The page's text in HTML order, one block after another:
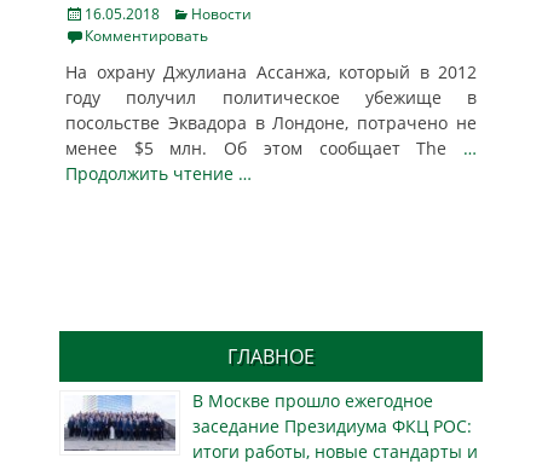
Posted
on
16.05.2018 Categories
Новости
Комментировать
На охрану Джулиана Ассанжа, который в 2012
году получил политическое убежище в
посольстве Эквадора в Лондоне, потрачено не
менее $5 млн. Об этом сообщает The …
Продолжить чтение …
ГЛАВНОЕ
В Москве прошло ежегодное
заседание Президиума ФКЦ РОС:
итоги работы, новые стандарты и